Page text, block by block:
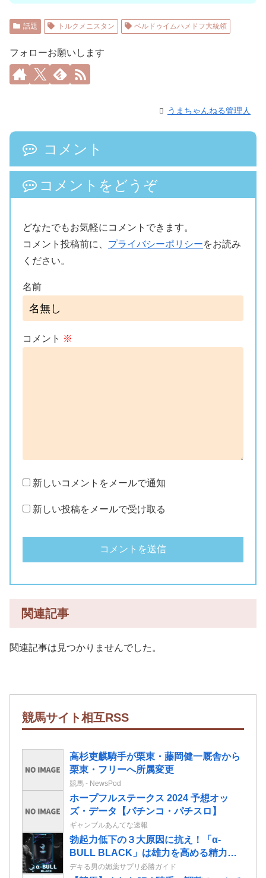
話題 トルクメニスタン ベルドゥイムハメドフ大統領
フォローお願いします
うまちゃんねる管理人
コメント
コメントをどうぞ
どなたでもお気軽にコメントできます。
コメント投稿前に、 プライバシーポリシーをお読み
ください。
名前
コメント ※
新しいコメントをメールで通知
新しい投稿をメールで受け取る
関連記事
関連記事は見つかりませんでした。
競馬サイト相互RSS
高杉吏麒騎手が栗東・藤岡健一厩舎から
栗東・フリーへ所属変更
競馬 - NewsPod
ホープフルステークス 2024 予想オッ
ズ・データ【パチンコ・パチスロ】
ギャンブルあんてな速報
勃起力低下の３大原因に抗え！「α-
BULL BLACK」は雄力を高める精力増
強サプリだ！
デキる男の媚薬サプリ必勝ガイド